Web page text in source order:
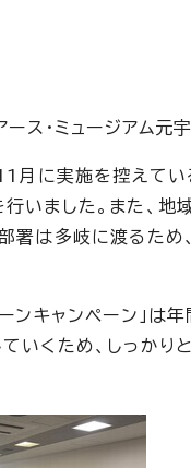
ス・ミュージアム
月に実施を控えてい
いました。また、
署は多岐に渡るた
ンキャンペーン」は
いくため、しっかり